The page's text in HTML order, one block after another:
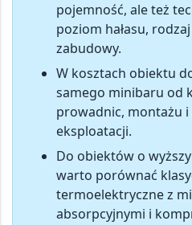
pojemność, ale też
poziom hałasu,
zabudowy.
W kosztach obiektu
samego minibaru od
prowadnic, montażu i
eksploatacji.
Do obiektów o
warto porównać
termoelektryczne z
absorpcyjnymi i